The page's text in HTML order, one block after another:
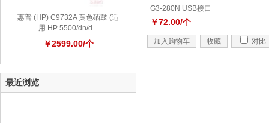
惠普 (HP) C9732A 黄色硒鼓 (适
用 HP 5500/dn/d...
￥2599.00/个
最近浏览
G3-280N USB接口
￥72.00/个
加入购物车 收藏 对比